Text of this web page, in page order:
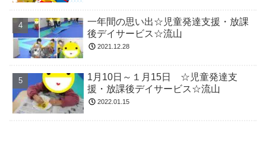
一年間の思い出☆児童発達支援・放課
後デイサービス☆流山
2021.12.28
1月10日～１月15日 ☆児童発達支
援・放課後デイサービス☆流山
2022.01.15